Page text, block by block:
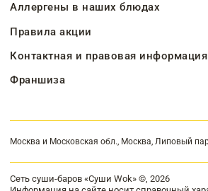
Аллергены в наших блюдах
Правила акции
Контактная и правовая информация
Франшиза
Москва и Московская обл., Москва, Липовый
Сеть суши-баров «Суши Wok» ©, 2026